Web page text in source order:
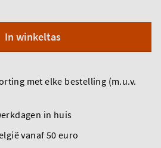
In winkeltas
met elke bestelling (m.u.v.
in huis
vanaf 50 euro